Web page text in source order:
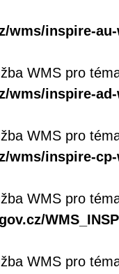
wms/inspire-
WMS pro
wms/inspire-
WMS pro
wms/inspire-
WMS pro
WMS pro